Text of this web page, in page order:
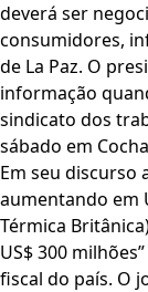
deverá ser
consumidores,
de La Paz. O
informação
sindicato dos
sábado em
Em seu discurso
aumentando em
Térmica
US$ 300
fiscal do país. O